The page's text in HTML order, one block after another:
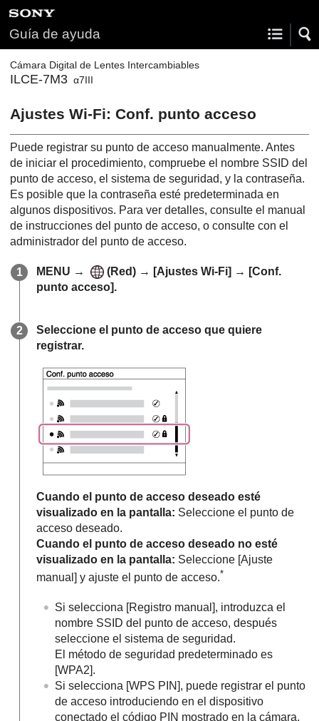
Guía de ayuda
Cámara Digital de Lentes Intercambiables
ILCE-7M3 α7III
Ajustes Wi-Fi: Conf. punto acceso
Puede registrar su punto de acceso manualmente. Antes
de iniciar el procedimiento, compruebe el nombre SSID del
punto de acceso, el sistema de seguridad, y la contraseña.
Es posible que la contraseña esté predeterminada en
algunos dispositivos. Para ver detalles, consulte el manual
de instrucciones del punto de acceso, o consulte con el
administrador del punto de acceso.
MENU → (Red) → [Ajustes Wi-Fi] → [Conf.
punto acceso].
Seleccione el punto de acceso que quiere
registrar.
Cuando el punto de acceso deseado esté
visualizado en la pantalla: Seleccione el punto de
acceso deseado.
Cuando el punto de acceso deseado no esté
visualizado en la pantalla: Seleccione [Ajuste
manual] y ajuste el punto de acceso.*
Si selecciona [Registro manual], introduzca el
nombre SSID del punto de acceso, después
seleccione el sistema de seguridad.
El método de seguridad predeterminado es
[WPA2].
Si selecciona [WPS PIN], puede registrar el punto
de acceso introduciendo en el dispositivo
conectado el código PIN mostrado en la cámara.